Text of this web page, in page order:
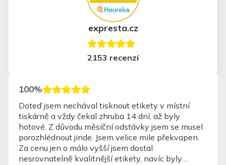
expresta.cz
2153 recenzí
100%
rychlé, jednoduché